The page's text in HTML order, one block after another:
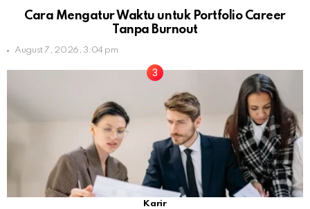
Cara Mengatur Waktu untuk Portfolio Career
Tanpa Burnout
August 7, 2026, 3:04 pm
Karir